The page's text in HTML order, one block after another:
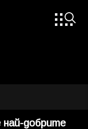
най-добрите